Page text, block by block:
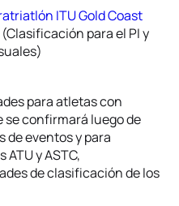
ITU Gold Coast
para el PI y
para atletas con
se confirmará luego de
de eventos y para
y ASTC,
de clasificación de los